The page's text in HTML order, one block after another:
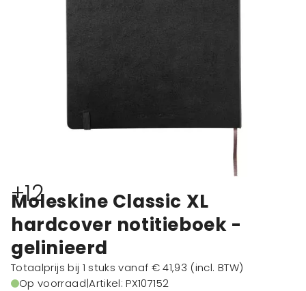
+12
Moleskine Classic XL
hardcover notitieboek -
gelinieerd
Totaalprijs bij 1 stuks vanaf € 41,93 (incl. BTW)
Op voorraad|Artikel: PX107152